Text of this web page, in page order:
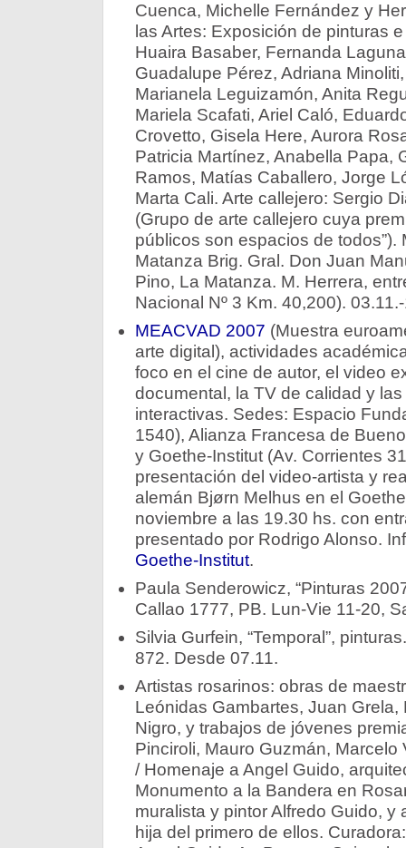
Cuenca, Michelle Fernández y
las Artes: Exposición de pinturas
Huaira Basaber, Fernanda
Guadalupe Pérez, Adriana
Marianela Leguizamón, Anita
Mariela Scafati, Ariel Caló,
Crovetto, Gisela Here, Aurora
Patricia Martínez, Anabella Papa,
Ramos, Matías Caballero, Jorge
Marta Cali. Arte callejero: Sergio
(Grupo de arte callejero cuya
públicos son espacios de todos”).
Matanza Brig. Gral. Don Juan
Pino, La Matanza. M. Herrera,
Nacional Nº 3 Km. 40,200).
MEACVAD 2007 (Muestra
arte digital), actividades
foco en el cine de autor, el video
documental, la TV de calidad y
interactivas. Sedes: Espacio
1540), Alianza Francesa de
y Goethe-Institut (Av. Corrientes
presentación del video-artista y
alemán Bjørn Melhus en el
noviembre a las 19.30 hs. con
presentado por Rodrigo Alonso.
Goethe-Institut.
Paula Senderowicz, “Pinturas
Callao 1777, PB. Lun-Vie 11-20,
Silvia Gurfein, “Temporal”,
872. Desde 07.11.
Artistas rosarinos: obras de
Leónidas Gambartes, Juan Grela,
Nigro, y trabajos de jóvenes
Pinciroli, Mauro Guzmán,
/ Homenaje a Angel Guido,
Monumento a la Bandera en
muralista y pintor Alfredo Guido, y
hija del primero de ellos.